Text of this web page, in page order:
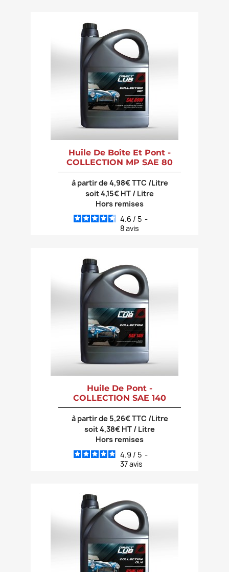
Huile De Boîte Et Pont -
COLLECTION MP SAE 80
à partir de 4,98€ TTC /Litre
soit 4,15€ HT / Litre
Hors remises
4.6 / 5 -
8avis
Huile De Pont -
COLLECTION SAE 140
à partir de 5,26€ TTC /Litre
soit 4,38€ HT / Litre
Hors remises
4.9 / 5 -
37avis